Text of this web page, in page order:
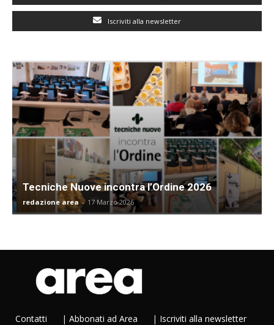
Iscriviti alla newsletter
Tecniche Nuove incontra l’Ordine 2026
redazione area - 17 Marzo 2026
Contatti | Abbonati ad Area | Iscriviti alla newsletter